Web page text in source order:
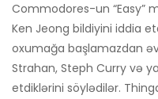
Commodores-un “Easy”
Ken Jeong bildiyini iddia
oxumağa başlamazdan
Strahan, Steph Curry və
etdiklərini söylədilər.